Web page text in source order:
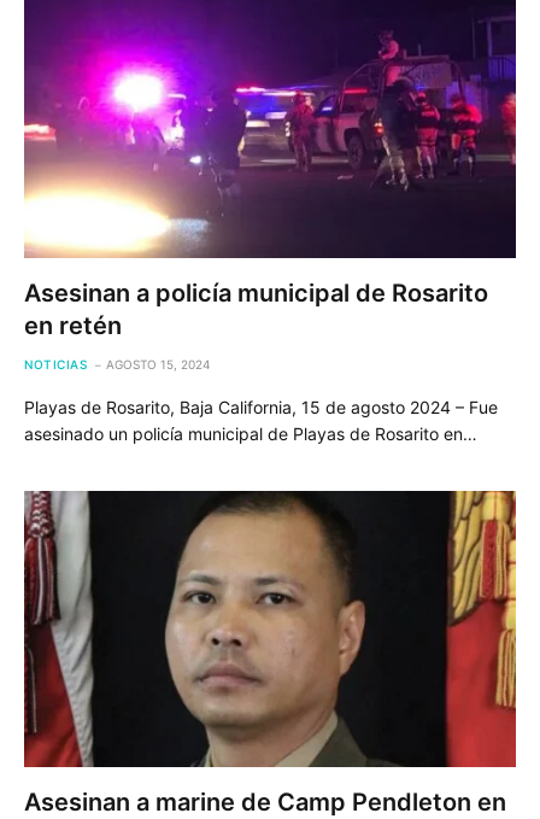
Asesinan a policía municipal de Rosarito
en retén
NOTICIAS AGOSTO 15, 2024
Playas de Rosarito, Baja California, 15 de agosto 2024 – Fue
asesinado un policía municipal de Playas de Rosarito en…
Asesinan a marine de Camp Pendleton en